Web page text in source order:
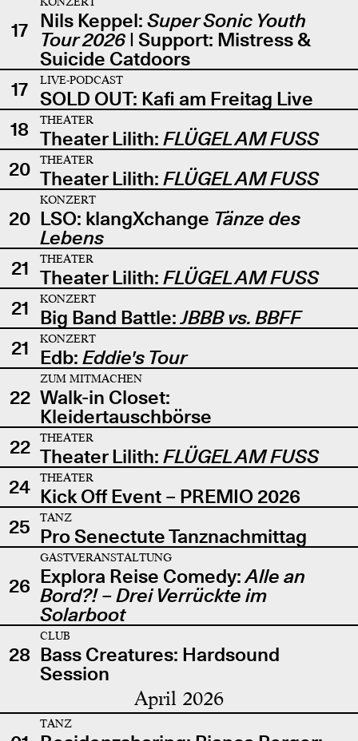
17 Nils Keppel: Super Sonic Youth
Tour 2026| Support: Mistress &
Suicide Catdoors
17
LIVE-PODCAST
SOLD OUT: Kafi am Freitag Live
18
THEATER
Theater Lilith: FLÜGEL AM FUSS
20
THEATER
Theater Lilith: FLÜGEL AM FUSS
20
KONZERT
LSO: klangXchange Tänze des
Lebens
21
THEATER
Theater Lilith: FLÜGEL AM FUSS
21
KONZERT
Big Band Battle:JBBB vs. BBFF
21
KONZERT
Edb: Eddie's Tour
22
ZUM MITMACHEN
Walk-in Closet:
Kleidertauschbörse
22
THEATER
Theater Lilith: FLÜGEL AM FUSS
24
THEATER
Kick Off Event – PREMIO 2026
25
TANZ
Pro Senectute Tanznachmittag
26
GASTVERANSTALTUNG
Explora Reise Comedy:Alle an
Bord?! – Drei Verrückte im
Solarboot
28
CLUB
Bass Creatures: Hardsound
Session
April 2026
TANZ